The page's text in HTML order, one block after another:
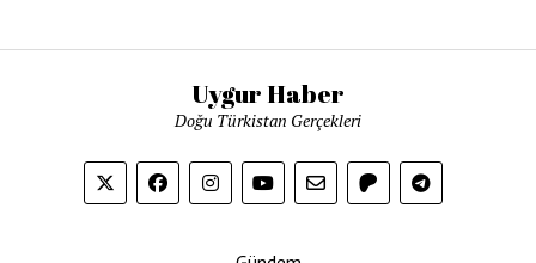
Uygur Haber
Doğu Türkistan Gerçekleri